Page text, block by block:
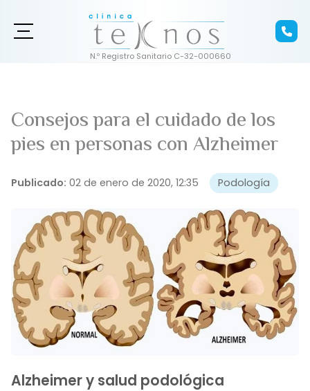
Consejos para el cuidado de los
pies en personas con Alzheimer
Publicado: 02 de enero de 2020, 12:35 Podología
Alzheimer y salud podológica